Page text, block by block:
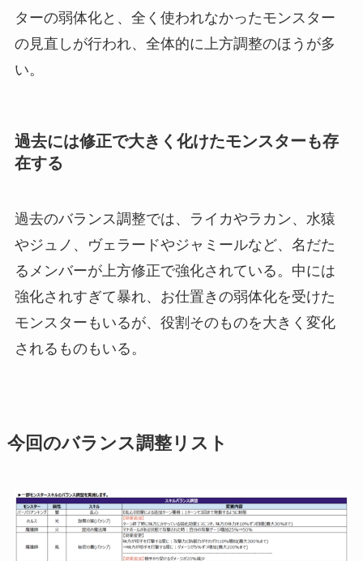
ターの弱体化と、全く使われなかったモンスター
の見直しが行われ、全体的に上方調整のほうが多
い。
過去には修正で大きく化けたモンスターも存
在する
過去のバランス調整では、ライカやラカン、水猿
やジュノ、ヴェラードやジャミールなど、名だた
るメンバーが上方修正で強化されている。中には
強化されすぎて暴れ、お仕置きの弱体化を受けた
モンスターもいるが、役割そのものを大きく変化
されるものもいる。
今回のバランス調整リスト